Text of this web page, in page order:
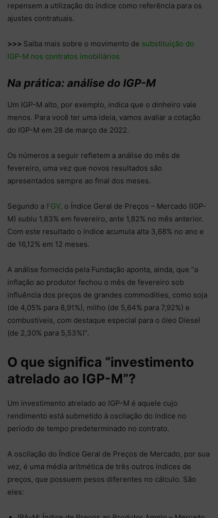
repensem a utilização do índice como referência para os
ajustes contratuais.
>>> Saiba mais sobre o movimento de substituição do
IGP-M nos contratos imobiliários
Na prática: análise do IGP-M
Um IGP-M alto, por exemplo, indica que o dinheiro vale
menos. Para você ter uma ideia, vamos avaliar a cotação
do IGP-M em 28 de março de 2022.
Os números a seguir refletem a análise do mês de
fevereiro, uma vez que novos resultados são
apresentados sempre ao final dos meses.
Segundo a FGV, o Índice Geral de Preços – Mercado (IGP-
M) subiu 1,83% em fevereiro, ante 1,82% no mês anterior.
Com este resultado o índice acumula alta 3,68% no ano e
de 16,12% em 12 meses.
A análise fornecida pela Fundação aponta, ainda, que “a
inflação ao produtor fechou o mês de fevereiro sob
influência dos preços de grandes commodities, como soja
(de 4,05% para 8,91%), milho (de 5,64% para 7,92%) e
combustíveis, com destaque especial para o óleo Diesel
(de 2,30% para 5,53%)”.
O que significa “investimento
atrelado ao IGP-M”?
Um investimento atrelado ao IGP-M é aquele cujo
rendimento está submetido à oscilação do índice no
período de tempo predeterminado no contrato.
A oscilação do Índice Geral de Preços de Mercado, por sua
vez, é uma média aritmética de três outros índices de
preços, que possuem pesos diferentes no cálculo. São
eles: